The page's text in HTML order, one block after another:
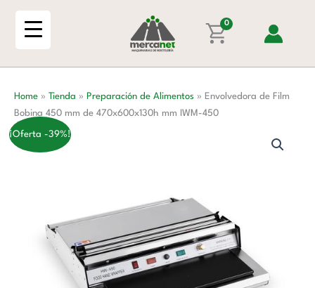
0
Home » Tienda » Preparación de Alimentos » Envolvedora de Film
Bobina 450 mm de 470x600x130h mm IWM-450
¡Oferta -39%!
450
mm
de
mm
IWM-
450
cantidad